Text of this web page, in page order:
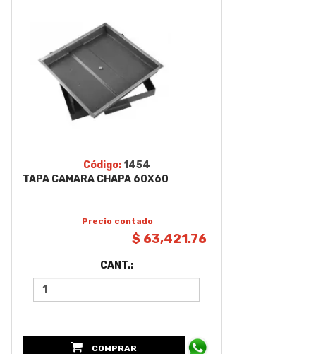
Código:1454
TAPA CAMARA CHAPA 60X60
Precio contado
$ 63,421.76
CANT.:
COMPRAR